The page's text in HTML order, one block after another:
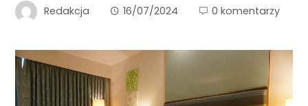
Redakcja 16/07/2024 0 komentarzy